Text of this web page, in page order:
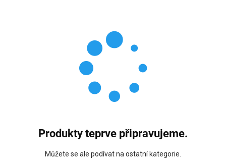
Produkty teprve připravujeme.
Můžete se ale podívat na ostatní kategorie.